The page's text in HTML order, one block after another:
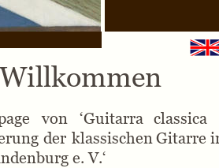
von ‘Guitarra classica
der klassischen Gitarre
e. V.‘